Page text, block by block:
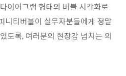
이어그램 형태의 버블 시각화로
니티버블이 실무자분들에게 정말
도록, 여러분의 현장감 넘치는 의